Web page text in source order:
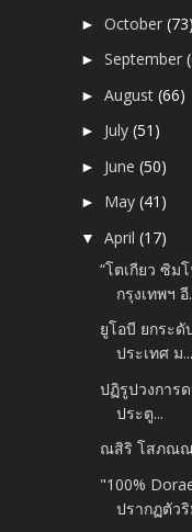
►October(73)
►September
►August(66)
► July(51)
► June(50)
► May(41)
▼April(17)
“โตเกียว ซิม
กรุงเทพฯ อี
ยูโอบี ยกระดั
ประเทศ ม...
ปฏิรูปวงการ
ประตู...
ณสิริ โสภณณ
"100%
ปรากฏตัวริ